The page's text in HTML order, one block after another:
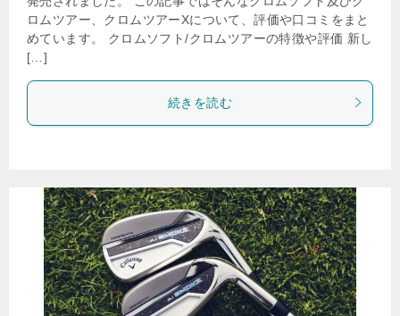
ロムツアー、クロムツアーXについて、評価や口コミをまと
めています。 クロムソフト/クロムツアーの特徴や評価 新し
[…]
続きを読む